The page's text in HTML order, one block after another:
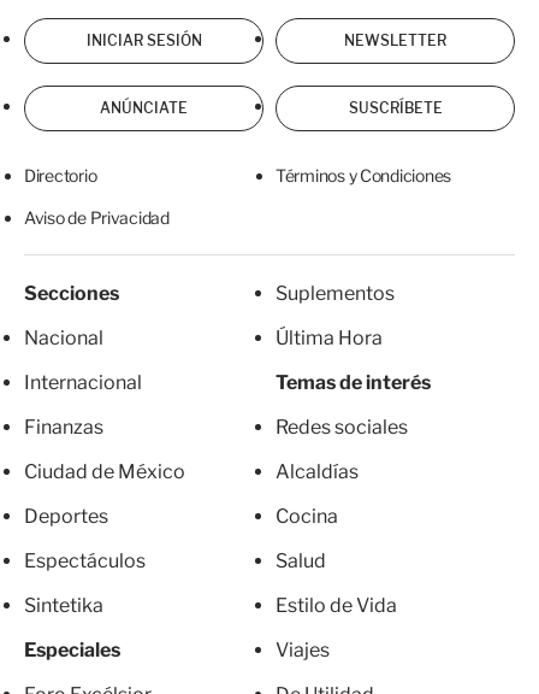
INICIAR SESIÓN NEWSLETTER
ANÚNCIATE SUSCRÍBETE
Directorio Términos y Condiciones
Aviso de Privacidad
Secciones
Nacional
Internacional
Finanzas
Ciudad de México
Deportes
Espectáculos
Sintetika
Especiales
Suplementos
Última Hora
Temas de interés
Redes sociales
Alcaldías
Cocina
Salud
Estilo de Vida
Viajes